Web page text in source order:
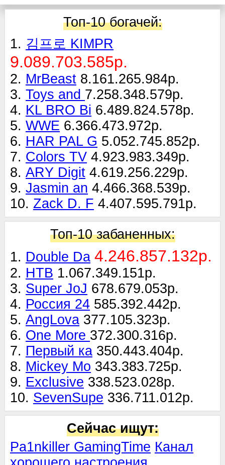
Топ-10 богачей:
1. 김프로 KIMPR
9.089.703.585р.
2. MrBeast 8.161.265.984р.
3. Toys and 7.258.348.579р.
4. KL BRO Bi 6.489.824.578р.
5. WWE 6.366.473.972р.
6. HAR PAL G 5.052.745.852р.
7. Colors TV 4.923.983.349р.
8. ARY Digit 4.619.256.229р.
9. Jasmin an 4.466.368.539р.
10. Zack D. F 4.407.595.791р.
Топ-10 забаненных:
1. Double Da 4.246.857.132р.
2. НТВ 1.067.349.151р.
3. Super JoJ 678.679.053р.
4. Россия 24 585.392.442р.
5. AngLova 377.105.323р.
6. One More 372.300.316р.
7. Первый ка 350.443.404р.
8. Mickey Mo 343.383.725р.
9. Exclusive 338.523.028р.
10. SevenSupe 336.711.012р.
Сейчас ищут:
Pa1nkiller GamingTime Канал